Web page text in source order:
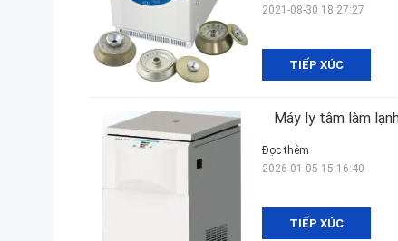
TIẾP XÚC
2021-08-30 18:27:27
Máy ly tâm làm
TIẾP XÚC
Đọc thêm
2026-01-05 15:16:40